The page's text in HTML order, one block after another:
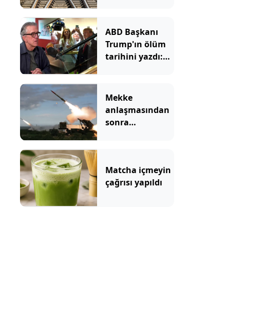
bağlanacak
ABD Başkanı
Trump'ın ölüm
tarihini yazdı:
bir felç geçiriyor
Mekke
anlaşmasından
sonra
Matcha içmeyin
çağrısı yapıldı